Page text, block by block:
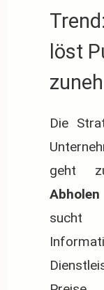
löst
Die
geht
sucht